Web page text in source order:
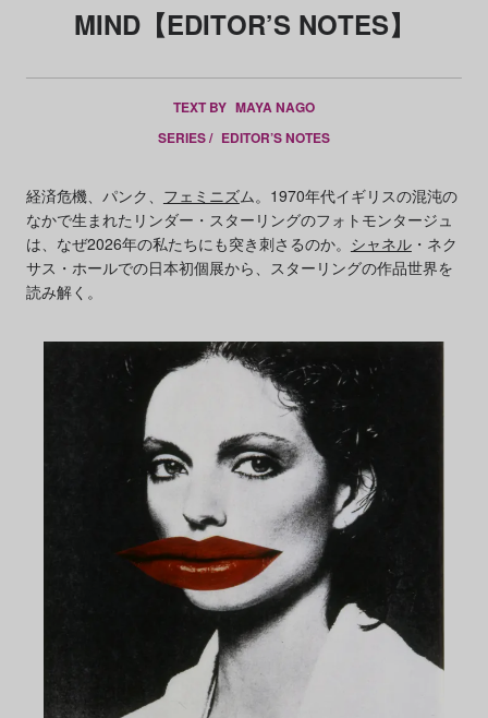
MIND【EDITOR’S NOTES】
TEXT BY MAYA NAGO
SERIES / EDITOR’S NOTES
経済危機、パンク、 フェミニズム。1970年代イギリスの混沌の
なかで生まれたリンダー・スターリングのフォトモンタージュ
は、なぜ2026年の私たちにも突き刺さるのか。 シャネル・ネク
サス・ホールでの日本初個展から、スターリングの作品世界を
読み解く。